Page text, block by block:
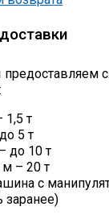
предоставляем
1,5 т
5 т
до 10 т
– 20 т
с
заранее)